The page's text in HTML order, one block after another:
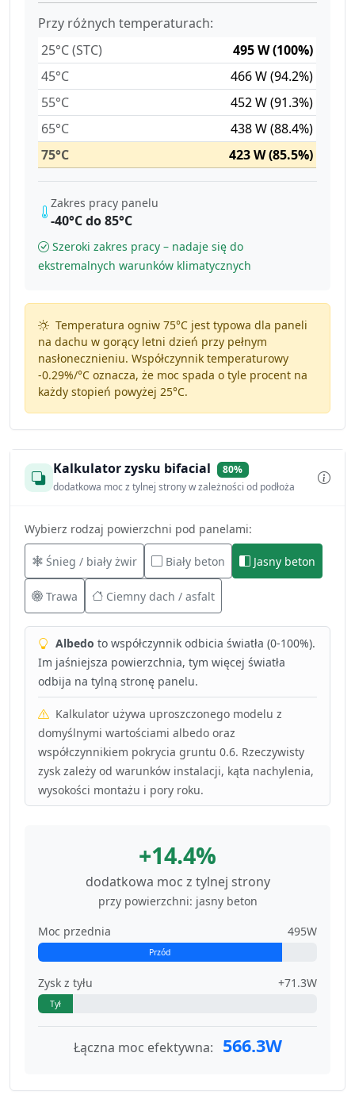
Przy różnych temperaturach:
25°C (STC)
495 W (100%)
45°C
466 W (94.2%)
55°C
452 W (91.3%)
65°C
438 W (88.4%)
75°C
423 W (85.5%)
Zakres pracy panelu
-40°C do 85°C
Szeroki zakres pracy – nadaje się do
ekstremalnych warunków klimatycznych
Temperatura ogniw 75°C jest typowa dla paneli
na dachu w gorący letni dzień przy pełnym
nasłonecznieniu. Współczynnik temperaturowy
-0.29%/°Coznacza, że moc spada o tyle procent na
każdy stopień powyżej 25°C.
Kalkulator zysku bifacial
80%
dodatkowa moc z tylnej strony w zależności od podłoża
Wybierz rodzaj powierzchni pod panelami:
Śnieg / biały żwir Biały beton Jasny beton
Trawa Ciemny dach / asfalt
Albedo to współczynnik odbicia światła (0-100%).
Im jaśniejsza powierzchnia, tym więcej światła
odbija na tylną stronę panelu.
Kalkulator używa uproszczonego modelu z
domyślnymi wartościami albedo oraz
współczynnikiem pokrycia gruntu 0.6. Rzeczywisty
zysk zależy od warunków instalacji, kąta nachylenia,
wysokości montażu i pory roku.
+14.4%
dodatkowa moc z tylnej strony
przy powierzchni: jasny beton
Moc przednia
495W
Przód
Zysk z tyłu +71.3W
Tył
Łączna moc efektywna: 566.3W